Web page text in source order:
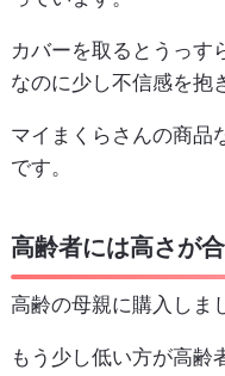
カバーを取るとうっす
なのに少し不信感を抱
マイまくらさんの商品
です。
高齢者には高さが
高齢の母親に購入しま
もう少し低い方が高齢